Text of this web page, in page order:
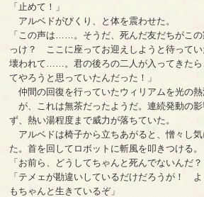
「止めて！」
アルベドがびくり、と体を震わせた。
「この声は……。そうだ、死んだ友だちがこ
っけ？ ここに座ってお迎えしようと待って
壊われて……。君の後ろの二人が入ってきたら
てやろうと思っていたんだった！」
仲間の回復を行っていたウィリアムを光の熱
が、これは無茶だったようだ。連続発動の
ず、熱い湯程度まで威力が落ちていた。
アルベドは椅子から立ちあがると、憎々し
た。首を回してロボットに斬風を叩きつける。
「お前ら、どうしてちゃんと死んでないんだ？
「テメェが勘違いしているだけだろうが！
もちゃんと生きているぞ」